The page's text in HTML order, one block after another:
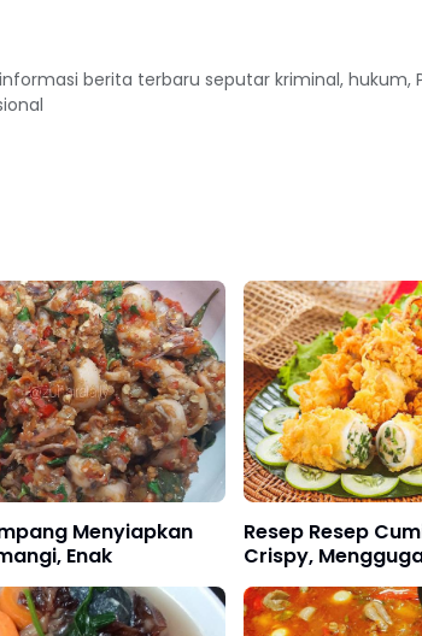
berita terbaru seputar kriminal, hukum,
Menyiapkan
Enak
Resep Resep
Crispy,